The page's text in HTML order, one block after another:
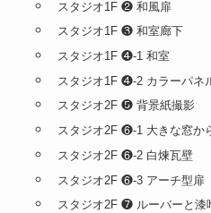
お車でアクセス
地下鉄でアクセス
京都地下鉄東野駅からのアク
JR山科駅からのアクセス
スタジオと撮影画像
スタジオ1F ❶ 漆喰白壁
スタジオ1F ❷ 和風扉
スタジオ1F ❸ 和室廊下